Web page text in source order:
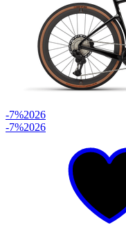
-7%2026
-7%2026